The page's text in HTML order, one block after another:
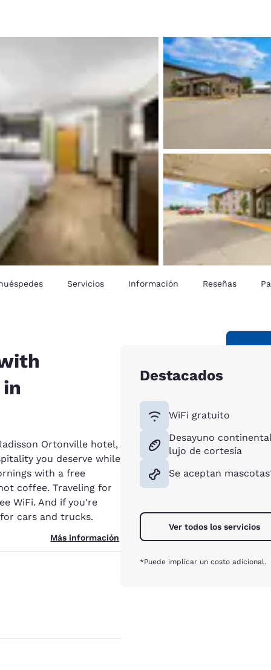
España
Español
France France
India New
Servicios Información Reseñas
Ortonville hotel,
you deserve while
with a free
coffee. Traveling for
WiFi. And if you're
cars and trucks.
Más información
Destacados
WiFi gratuito
Desayuno
lujo de cortesía
Se aceptan
Ver todos los servicios
*Puede implicar un costo adicional.